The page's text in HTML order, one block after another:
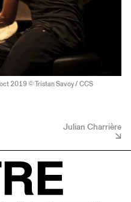
2019 © Tristan Savoy / CCS
Julian Charrière